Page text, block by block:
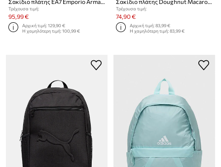
Σακίδιο πλάτης EA7 Emporio Armani
Τρέχουσα τιμή:
95,99 €
Αρχική τιμή:129,90 €
Η χαμηλότερη τιμή:100,99 €
Σακίδιο πλάτης Doughnut Macaroon Mini Beyond The Horizon
Τρέχουσα τιμή:
74,90 €
Αρχική τιμή:83,99 €
Η χαμηλότερη τιμή:83,99 €